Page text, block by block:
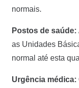
normais.
Postos de saúde:
as Unidades
normal até esta
Urgência médica: